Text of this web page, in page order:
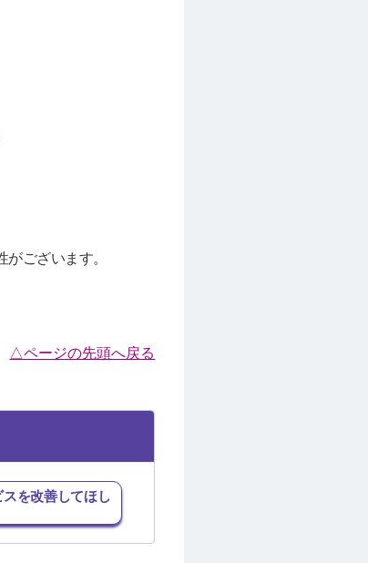
ございます。
△ページの先頭へ戻る
を改善してほし